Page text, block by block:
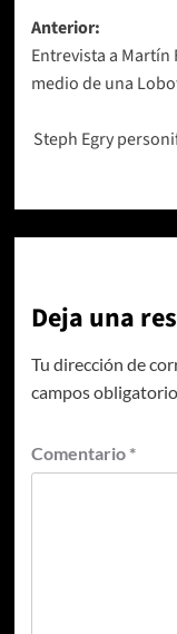
Navegación
de
entradas
Anterior:
Entrevista a Martín
medio de una
Steph Egry
Deja una
Tu dirección de
campos
Comentario *